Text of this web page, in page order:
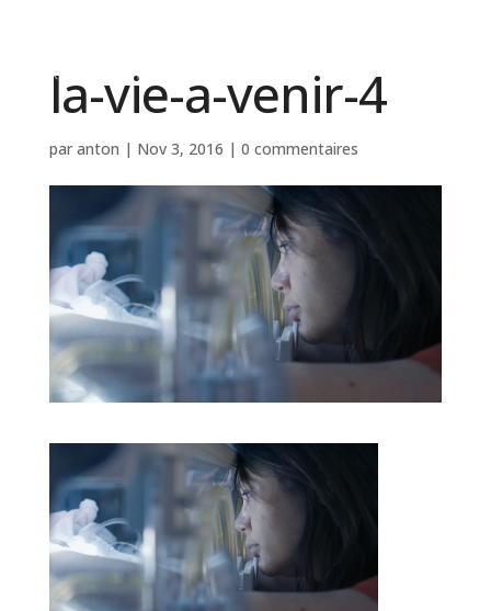
la-vie-a-venir-4
par anton | Nov 3, 2016 | 0 commentaires